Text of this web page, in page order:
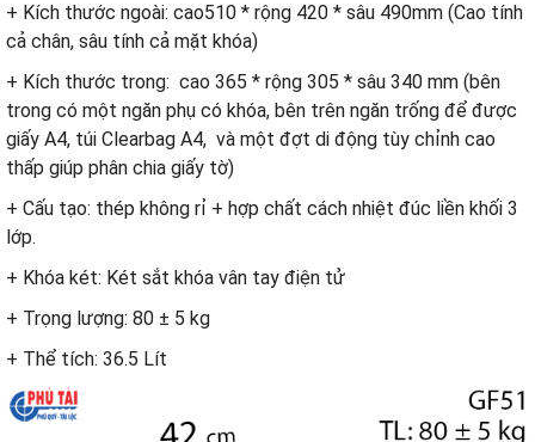
+ Kích thước ngoài: cao510 * rộng 420 * sâu 490mm (Cao tính
cả chân, sâu tính cả mặt khóa)
+ Kích thước trong: cao 365 * rộng 305 * sâu 340 mm (bên
trong có một ngăn phụ có khóa, bên trên ngăn trống để được
giấy A4, túi Clearbag A4, và một đợt di động tùy chỉnh cao
thấp giúp phân chia giấy tờ)
+ Cấu tạo: thép không rỉ + hợp chất cách nhiệt đúc liền khối 3
lớp.
+ Khóa két: Két sắt khóa vân tay điện tử
+ Trọng lượng: 80 ± 5 kg
+ Thể tích: 36.5 Lít